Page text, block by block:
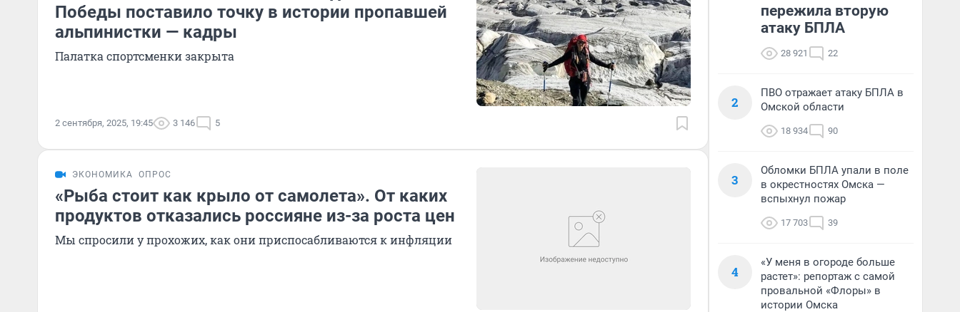
Победы поставило точку в истории пропавшей
альпинистки — кадры
Палатка спортсменки закрыта
2 сентября, 2025, 19:45 3 146 5
ЭКОНОМИКА ОПРОС
«Рыба стоит как крыло от самолета». От каких
продуктов отказались россияне из-за роста цен
Мы спросили у прохожих, как они приспосабливаются к инфляции
пережила вторую
атаку БПЛА
28 921 22
2
ПВО отражает атаку БПЛА в
Омской области
18 934 90
3
Обломки БПЛА упали в поле
в окрестностях Омска —
вспыхнул пожар
17 703 39
4
«У меня в огороде больше
растет»: репортаж с самой
провальной «Флоры» в
истории Омска